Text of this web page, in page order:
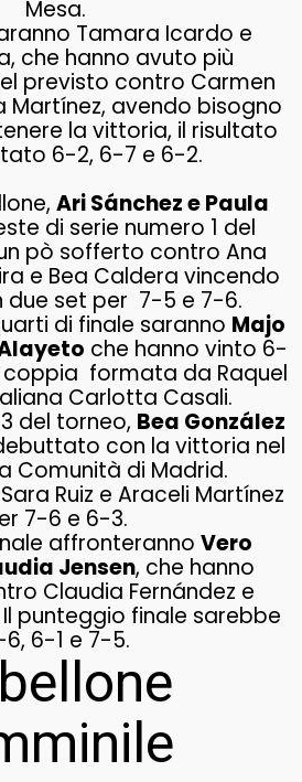
Mesa.
Tamara Icardo e
che hanno avuto più
previsto contro Carmen
Martínez, avendo bisogno
la vittoria, il risultato
6-2, 6-7 e 6-2.
Ari Sánchez e Paula
di serie numero 1 del
pò sofferto contro Ana
e Bea Caldera vincendo
due set per 7-5 e 7-6.
di finale saranno Majo
che hanno vinto 6-
formata da Raquel
Carlotta Casali.
del torneo, Bea González
con la vittoria nel
Comunità di Madrid.
Ruiz e Araceli Martínez
7-6 e 6-3.
affronteranno Vero
Jensen, che hanno
Claudia Fernández e
punteggio finale sarebbe
6-1 e 7-5.